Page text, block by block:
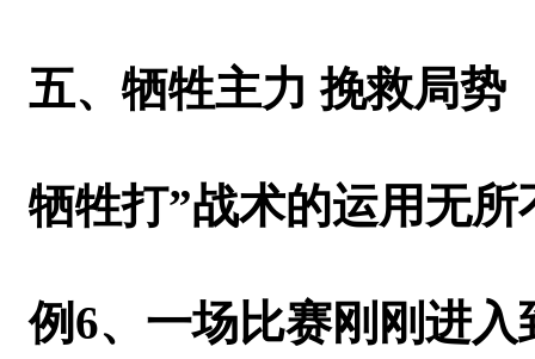
五、牺牲主力 挽救局势
牺牲打”战术的运用无所
例6、一场比赛刚刚进